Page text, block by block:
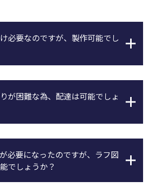
必要なのですが、製作可能でし
が困難な為、配達は可能でしょ
必要になったのですが、ラフ図
でしょうか？